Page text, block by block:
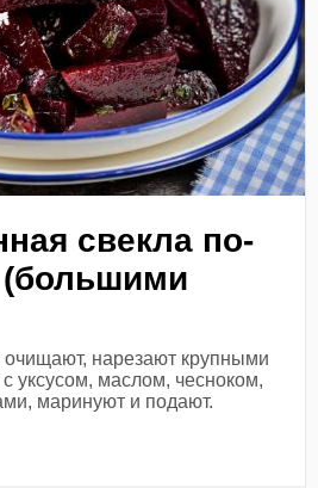
свекла по-
(большими
очищают, нарезают крупными
уксусом, маслом, чесноком,
маринуют и подают.